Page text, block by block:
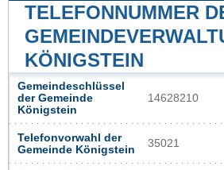
TELEFONNUMMER
KÖNIGSTEIN
Gemeindeschlüssel
der Gemeinde
Königstein
14628210
Telefonvorwahl der
Gemeinde Königstein
35021